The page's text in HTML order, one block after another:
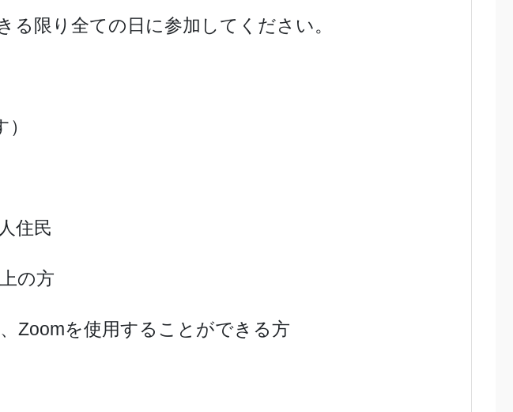
限り全ての日に参加してください。
住民
の方
Zoomを使用することができる方